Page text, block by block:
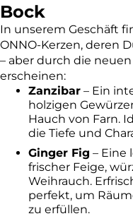
Bock
In unserem Geschäft
ONNO-Kerzen, deren
– aber durch die
erscheinen:
Zanzibar – Ein
holzigen
Hauch von Farn.
die Tiefe und
Ginger Fig – Eine
frischer Feige,
Weihrauch.
perfekt, um
zu erfüllen.